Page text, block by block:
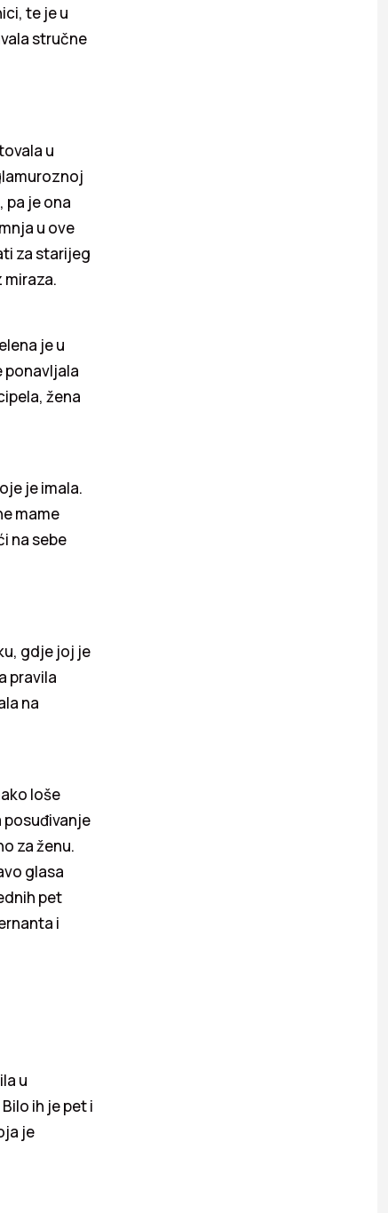
te je u
stručne
u
pa je ona
u ove
za starijeg
je u
ponavljala
žena
je imala.
mame
na sebe
gdje joj je
pravila
na
loše
posuđivanje
za ženu.
glasa
pet
i
u
ih je pet i
je